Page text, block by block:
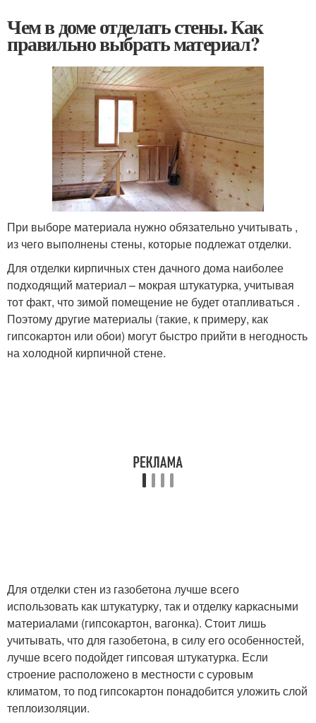
Чем в доме отделать стены. Как
правильно выбрать материал?
При выборе материала нужно обязательно учитывать ,
из чего выполнены стены, которые подлежат отделки.
Для отделки кирпичных стен дачного дома наиболее
подходящий материал – мокрая штукатурка, учитывая
тот факт, что зимой помещение не будет отапливаться .
Поэтому другие материалы (такие, к примеру, как
гипсокартон или обои) могут быстро прийти в негодность
на холодной кирпичной стене.
Для отделки стен из газобетона лучше всего
использовать как штукатурку, так и отделку каркасными
материалами (гипсокартон, вагонка). Стоит лишь
учитывать, что для газобетона, в силу его особенностей,
лучше всего подойдет гипсовая штукатурка. Если
строение расположено в местности с суровым
климатом, то под гипсокартон понадобится уложить слой
теплоизоляции.